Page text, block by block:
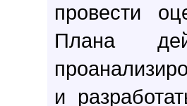
провести
Плана
и